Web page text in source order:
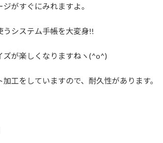
ジがすぐにみれますよ。
うシステム手帳を大変身!!
ズが楽しくなりますねヽ(^o^)
加工をしていますので、耐久性があります。